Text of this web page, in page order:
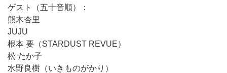
ゲスト（五十音順）：
熊木杏里
JUJU
根本 要（STARDUST REVUE）
松 たか子
水野良樹（いきものがかり）